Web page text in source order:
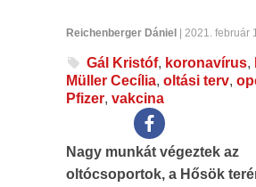
Reichenberger Dániel | 2021. február
Gál Kristóf, koronavírus,
Müller Cecília, oltási terv,
Pfizer, vakcina
Nagy munkát végeztek az
oltócsoportok, a Hősök